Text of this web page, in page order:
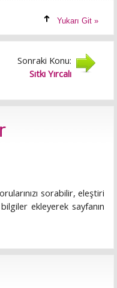
Yukarı Git »
Sonraki Konu:
Sıtkı Yırcalı
sorabilir, eleştiri
ekleyerek sayfanın